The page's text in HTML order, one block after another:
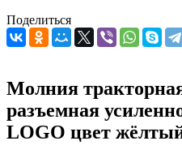
Поделиться
Молния
разъемная
LOGO цвет